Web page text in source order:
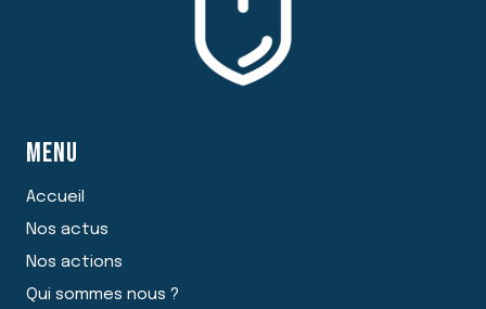
MENU
Accueil
Nos actus
Nos actions
Qui sommes nous ?